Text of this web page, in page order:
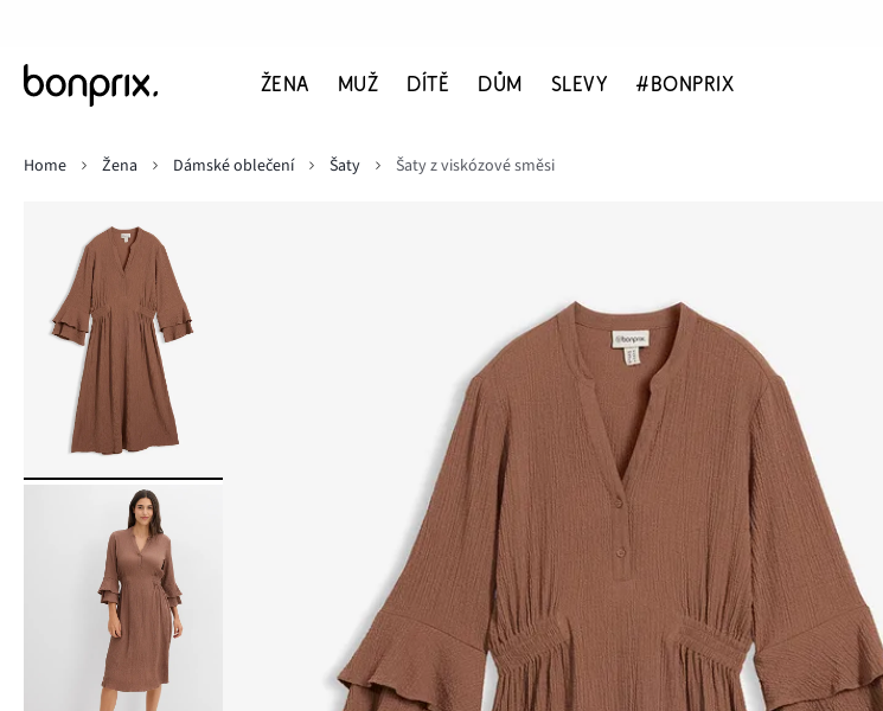
ŽENA MUŽ DÍTĚ DŮM SLEVY #BONPRIX
Home
Žena Dámské oblečení Šaty Šaty z viskózové směsi